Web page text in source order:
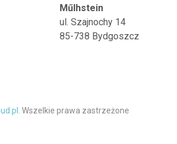
Műlhstein
ul. Szajnochy 14
85-738 Bydgoszcz
Wszelkie prawa zastrzeżone